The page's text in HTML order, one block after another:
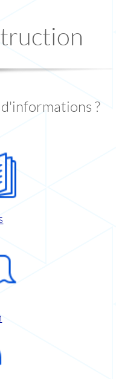
d'informations ?